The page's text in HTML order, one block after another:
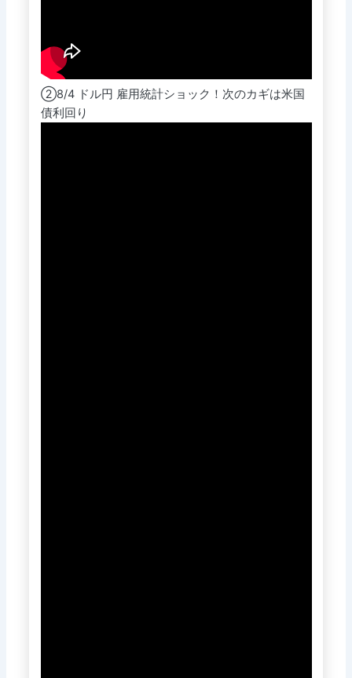
②8/4 ドル円 雇用統計ショック！次のカギは米国
債利回り